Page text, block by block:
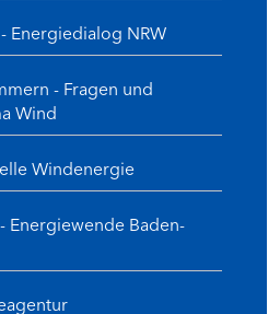
Energiedialog NRW
- Fragen und
Wind
Windenergie
Energiewende Baden-